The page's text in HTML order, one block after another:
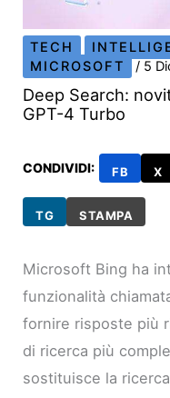
TECH
MICROSOFT
/ 5
Deep Search:
GPT-4 Turbo
CONDIVIDI: FB X
TG STAMPA
Microsoft Bing ha
funzionalità
fornire risposte più
di ricerca più
sostituisce la